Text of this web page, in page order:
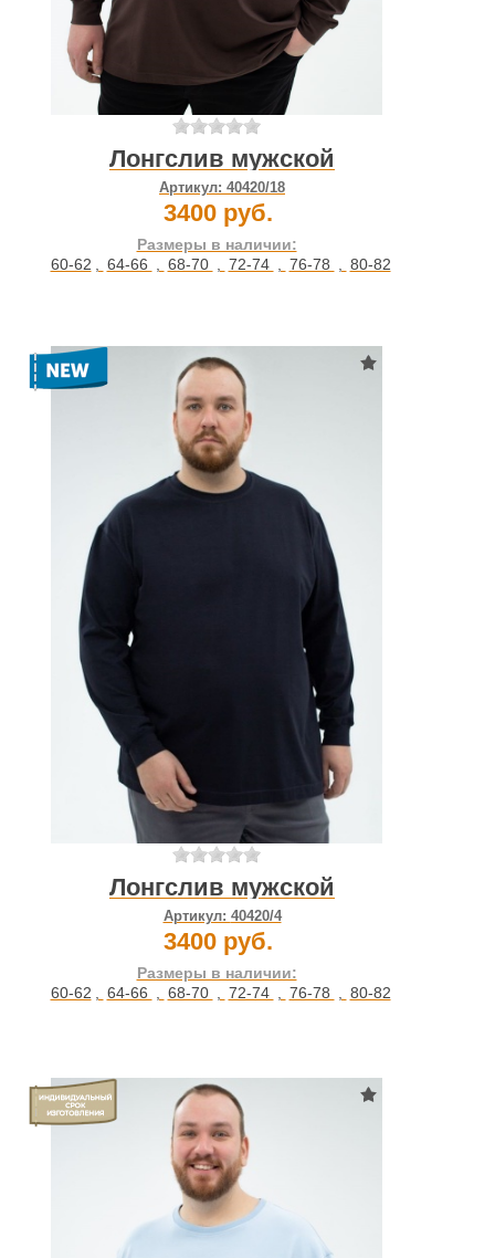
Лонгслив мужской
Артикул: 40420/18
3400 руб.
Размеры в наличии:
60-62
64-66 68-70 72-74 76-78 80-82
Лонгслив мужской
Артикул: 40420/4
3400 руб.
Размеры в наличии:
60-62 , 64-66 , 68-70 , 72-74 , 76-78 , 80-82